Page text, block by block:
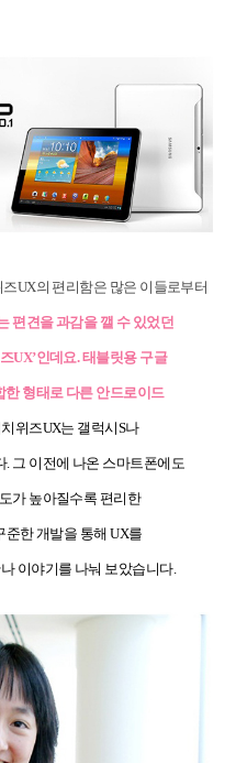
UX의 편리함은 많은 이들로부터
편견을 과감을 깰 수 있었던
UX’인데요. 태블릿용 구글
한 형태로 다른 안드로이드
위즈UX는 갤럭시S나
그 이전에 나온 스마트폰에도
가 높아질수록 편리한
준한 개발을 통해 UX를
이야기를 나눠 보았습니다.